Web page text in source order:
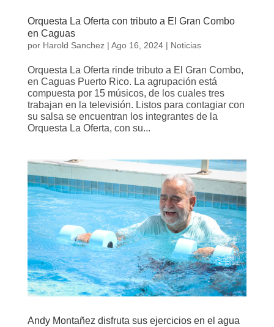
Orquesta La Oferta con tributo a El Gran Combo
en Caguas
por Harold Sanchez| Ago 16, 2024| Noticias
Orquesta La Oferta rinde tributo a El Gran Combo,
en Caguas Puerto Rico. La agrupación está
compuesta por 15 músicos, de los cuales tres
trabajan en la televisión. Listos para contagiar con
su salsa se encuentran los integrantes de la
Orquesta La Oferta, con su...
Andy Montañez disfruta sus ejercicios en el agua